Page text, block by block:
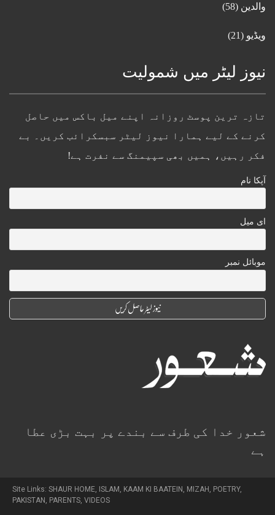
والدین (58)
ویڈیو (21)
نیوز لیٹر میں شمولیت
تازہ ترین پوسٹ روزانہ اپنے میل باکس میں حاصل
کرنے کے لیے ہمارا نیوز لیٹر سبسکرائب کریں۔ بے
فکر رہیں، ہمیں بھی سپیمنگ سے نفرت ہے!
آپکا نام
ای میل
موبائل نمبر
شعور خدا کی طرف سے بندے پر بہت بڑی عطا
ہے
Site Links: SHAUR HOME, ISLAM , KAAM KI BAATEIN , MIZAH , POETRY,
PAKISTAN , PARENTS, VIDEOS